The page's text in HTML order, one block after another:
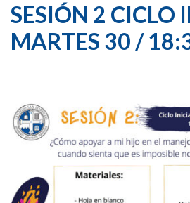
SESIÓN 2 CICLO
MARTES 30 /